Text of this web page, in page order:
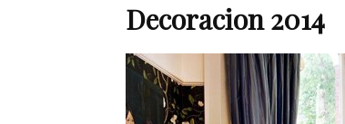
Decoracion 2014